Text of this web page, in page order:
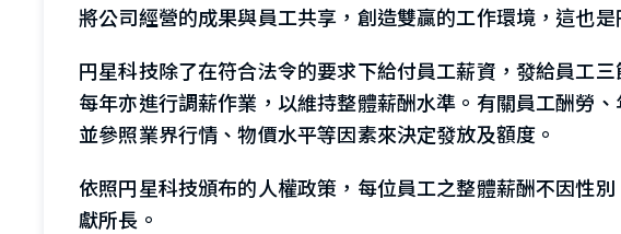
將公司經營的成果與員工共享，創造雙贏的工作環境，這也是
円星科技除了在符合法令的要求下給付員工薪資，發給員工
每年亦進行調薪作業，以維持整體薪酬水準。有關員工酬勞
並參照業界行情、物價水平等因素來決定發放及額度。
依照円星科技頒布的人權政策，每位員工之整體薪酬不因性
獻所長。